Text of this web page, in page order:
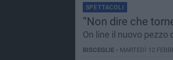
SPETTACOLI
“Non dire che
On line il nuovo
BISCEGLIE - MARTEDÌ 12